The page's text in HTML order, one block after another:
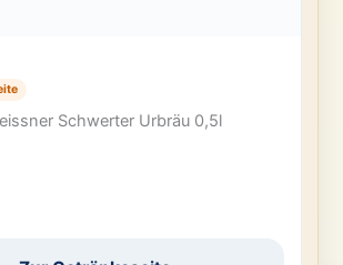
Schwerter Urbräu 0,5l